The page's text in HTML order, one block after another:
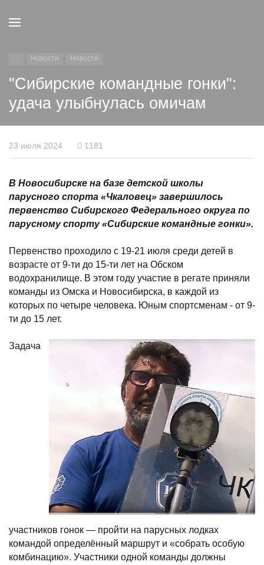
Новости Новости
"Сибирские командные гонки":
удача улыбнулась омичам
23 июля 2024 1181
В Новосибирске на базе детской школы
парусного спорта «Чкаловец» завершилось
первенство Сибирского Федерального округа по
парусному спорту «Сибирские командные гонки».
Первенство проходило с 19-21 июля среди детей в
возрасте от 9-ти до 15-ти лет на Обском
водохранилище. В этом году участие в регате приняли
команды из Омска и Новосибирска, в каждой из
которых по четыре человека. Юным спортсменам - от 9-
ти до 15 лет.
Задача
участников гонок — пройти на парусных лодках
командой определённый маршрут и «собрать особую
комбинацию». Участники одной команды должны